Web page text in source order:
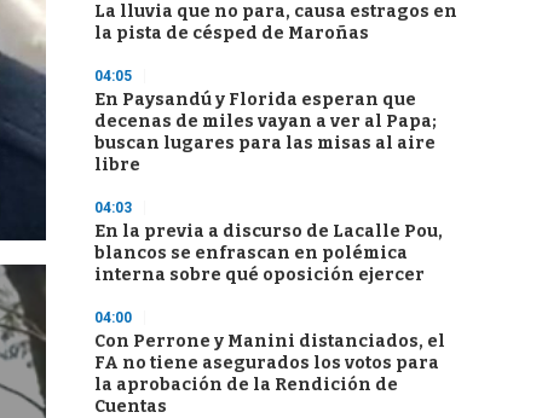
La lluvia que no para, causa estragos en
la pista de césped de Maroñas
04:05
En Paysandú y Florida esperan que
decenas de miles vayan a ver al Papa;
buscan lugares para las misas al aire
libre
04:03
En la previa a discurso de Lacalle Pou,
blancos se enfrascan en polémica
interna sobre qué oposición ejercer
04:00
Con Perrone y Manini distanciados, el
FA no tiene asegurados los votos para
la aprobación de la Rendición de
Cuentas